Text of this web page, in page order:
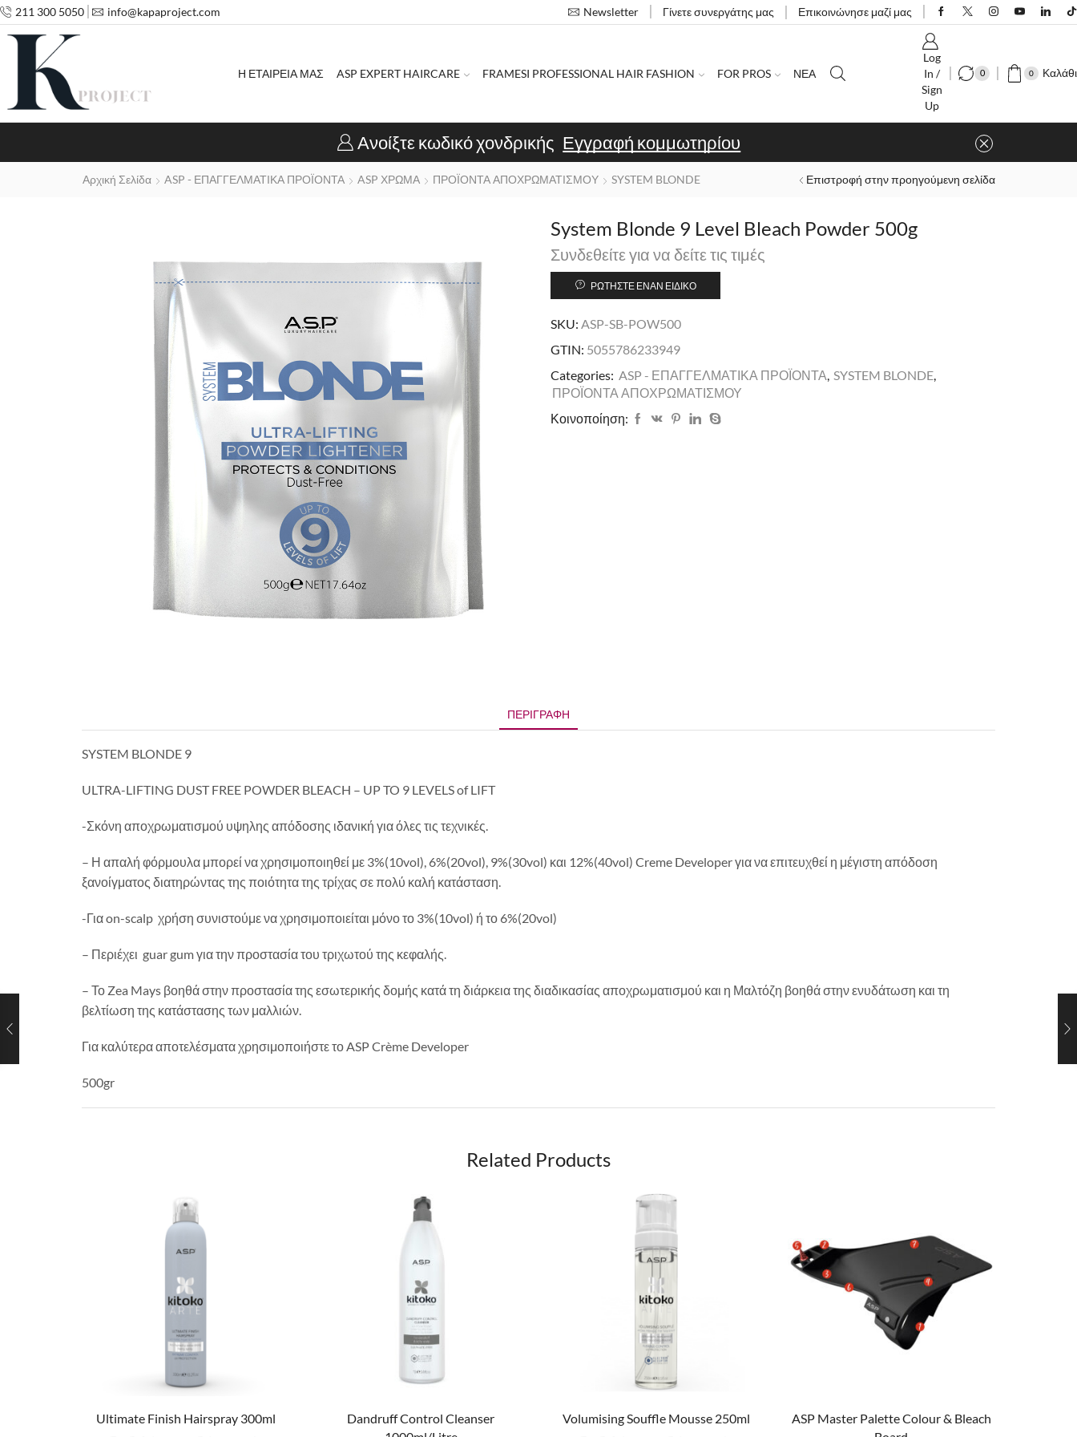
211 300 5050 info@kapaproject.com Newsletter Γίνετε συνεργάτης μας Επικοινώνησε μαζί μας
Η ΕΤΑΙΡΕΙΑ ΜΑΣ ASP EXPERT HAIRCARE FRAMESI PROFESSIONAL HAIR FASHION FOR PROS ΝΕΑ
Log
In /
Sign
Up
0 0 Καλάθι
Ανοίξτε κωδικό χονδρικής Εγγραφή κομμωτηρίου
Αρχική Σελίδα ASP - ΕΠΑΓΓΕΛΜΑΤΙΚΑ ΠΡΟΪΟΝΤΑ ASP ΧΡΩΜΑ ΠΡΟΪΟΝΤΑ ΑΠΟΧΡΩΜΑΤΙΣΜΟΥ SYSTEM BLONDE Επιστροφή στην προηγούμενη σελίδα
System Blonde 9 Level Bleach Powder 500g
Συνδεθείτε για να δείτε τις τιμές
ΡΩΤΉΣΤΕ ΈΝΑΝ ΕΙΔΙΚΌ
SKU: ASP-SB-POW500
GTIN: 5055786233949
Categories: ASP - ΕΠΑΓΓΕΛΜΑΤΙΚΑ ΠΡΟΪΟΝΤΑ SYSTEM BLONDE
ΠΡΟΪΟΝΤΑ ΑΠΟΧΡΩΜΑΤΙΣΜΟΥ
Κοινοποίηση:
ΠΕΡΙΓΡΑΦΉ
SYSTEM BLONDE 9
ULTRA-LIFTING DUST FREE POWDER BLEACH – UP TO 9 LEVELS of LIFT
-Σκόνη αποχρωματισμού υψηλης απόδοσης ιδανική για όλες τις τεχνικές.
– Η απαλή φόρμουλα μπορεί να χρησιμοποιηθεί με 3%(10vol), 6%(20vol), 9%(30vol) και 12%(40vol) Creme Developer για να επιτευχθεί η μέγιστη απόδοση
ξανοίγματος διατηρώντας της ποιότητα της τρίχας σε πολύ καλή κατάσταση.
-Για on-scalp χρήση συνιστούμε να χρησιμοποιείται μόνο το 3%(10vol) ή το 6%(20vol)
– Περιέχει guar gum για την προστασία του τριχωτού της κεφαλής.
– Το Zea Mays βοηθά στην προστασία της εσωτερικής δομής κατά τη διάρκεια της διαδικασίας αποχρωματισμού και η Μαλτόζη βοηθά στην ενυδάτωση και τη
βελτίωση της κατάστασης των μαλλιών.
Για καλύτερα αποτελέσματα χρησιμοποιήστε το ASP Crème Developer
500gr
Related Products
Ultimate Finish Hairspray 300ml
Dandruff Control Cleanser
Volumising Souffle Mousse 250ml
ASP Master Palette Colour & Bleach